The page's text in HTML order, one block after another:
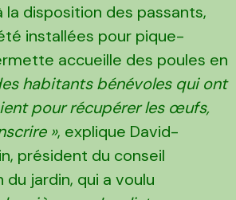
la disposition des passants,
installées pour pique-
accueille des poules en
habitants bénévoles qui ont
pour récupérer les œufs,
», explique David-
président du conseil
du jardin, qui a voulu